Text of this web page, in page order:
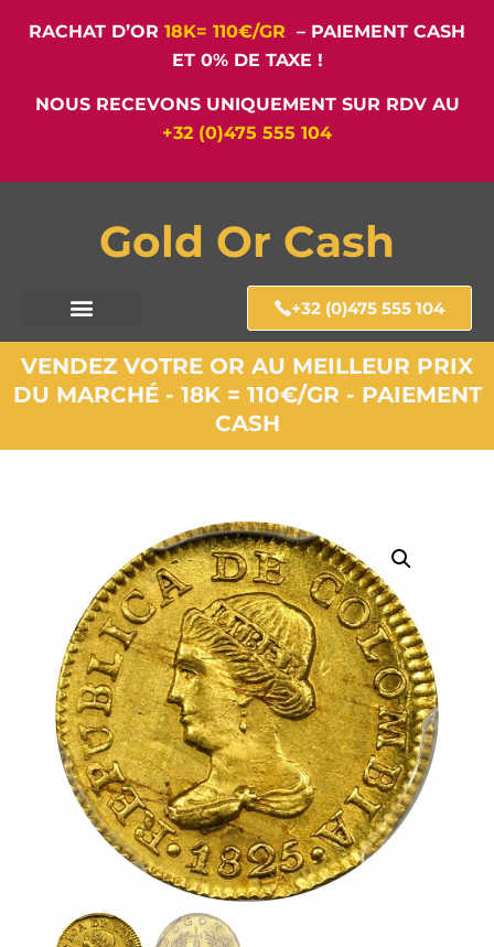
RACHAT D’OR 18K= 110€/GR – PAIEMENT CASH
ET 0% DE TAXE !
NOUS RECEVONS UNIQUEMENT SUR RDV AU
+32 (0)475 555 104
Gold Or Cash
+32 (0)475 555 104
VENDEZ VOTRE OR AU MEILLEUR PRIX
DU MARCHÉ - 18K = 110€/GR - PAIEMENT
CASH